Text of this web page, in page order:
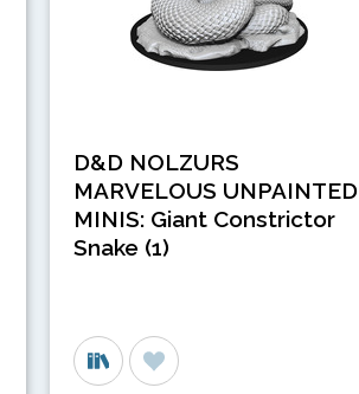
D&D NOLZURS
MARVELOUS UNPAINTED
MINIS: Giant Constrictor
Snake (1)